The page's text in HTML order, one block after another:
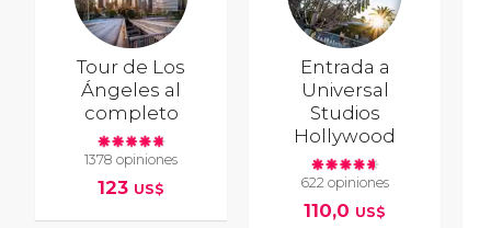
Tour de Los
Ángeles al
completo
1378 opiniones
123 US$
Entrada a
Universal
Studios
Hollywood
622 opiniones
110,0 US$